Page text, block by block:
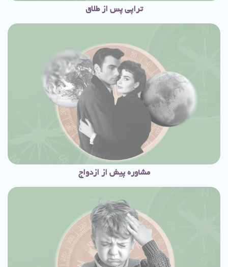
تراپی پس از طلاق
مشاوره پیش از ازدواج